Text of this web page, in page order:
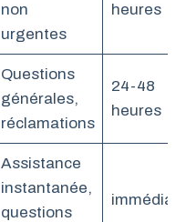
non
urgentes
heures
Questions
générales,
réclamations
24-48
heures
Assistance
instantanée,
questions
immédiat